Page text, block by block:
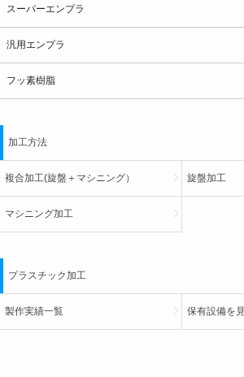
スーパーエンプラ
汎用エンプラ
フッ素樹脂
加工方法
複合加工(旋盤＋マシニング） 旋盤加工
マシニング加工
プラスチック加工
製作実績一覧 保有設備を